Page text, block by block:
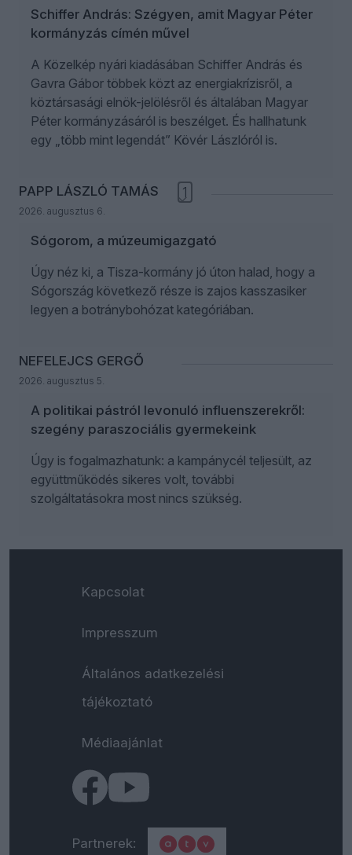
Schiffer András: Szégyen, amit Magyar Péter
kormányzás címén művel
A Közelkép nyári kiadásában Schiffer András és
Gavra Gábor többek közt az energiakrízisről, a
köztársasági elnök-jelölésről és általában Magyar
Péter kormányzásáról is beszélget. És hallhatunk
egy „több mint legendát” Kövér Lászlóról is.
PAPP LÁSZLÓ TAMÁS
2026. augusztus 6.
1
Sógorom, a múzeumigazgató
Úgy néz ki, a Tisza-kormány jó úton halad, hogy a
Sógország következő része is zajos kasszasiker
legyen a botránybohózat kategóriában.
NEFELEJCS GERGŐ
2026. augusztus 5.
A politikai pástról levonuló influenszerekről:
szegény paraszociális gyermekeink
Úgy is fogalmazhatunk: a kampánycél teljesült, az
együttműködés sikeres volt, további
szolgáltatásokra most nincs szükség.
Kapcsolat
Impresszum
Általános adatkezelési
tájékoztató
Médiaajánlat
Partnerek: